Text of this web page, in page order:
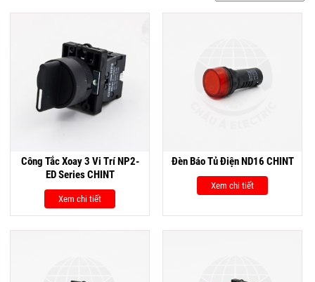
Công Tắc Xoay 3 Vi Trí NP2-
ED Series CHINT
Xem chi tiết
Đèn Báo Tủ Điện ND16 CHINT
Xem chi tiết